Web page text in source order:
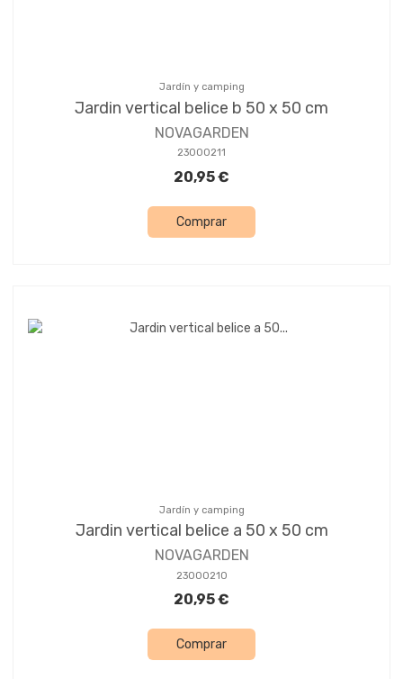
Jardín y camping
Jardin vertical belice b 50 x 50 cm
NOVAGARDEN
23000211
20,95 €
Comprar
Jardín y camping
Jardin vertical belice a 50 x 50 cm
NOVAGARDEN
23000210
20,95 €
Comprar